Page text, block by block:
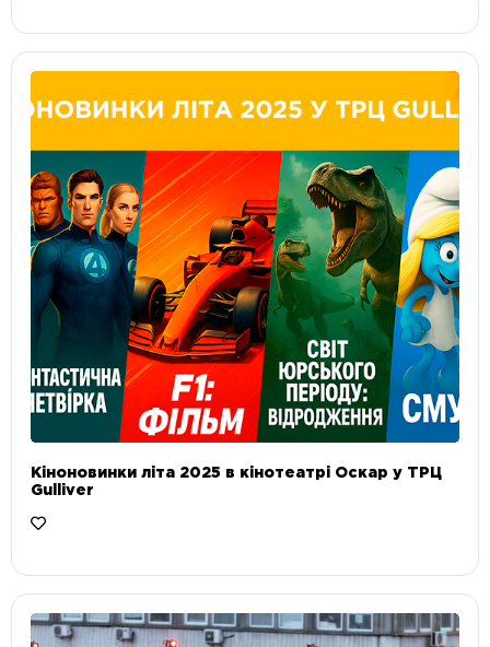
Кіноновинки літа 2025 в кінотеатрі Оскар у ТРЦ
Gulliver